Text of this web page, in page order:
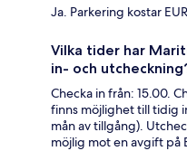
Ja. Parkering kostar
Vilka tider har
in- och
Checka in från: 15.00.
finns möjlighet till tidig
mån av tillgång).
möjlig mot en avgift på